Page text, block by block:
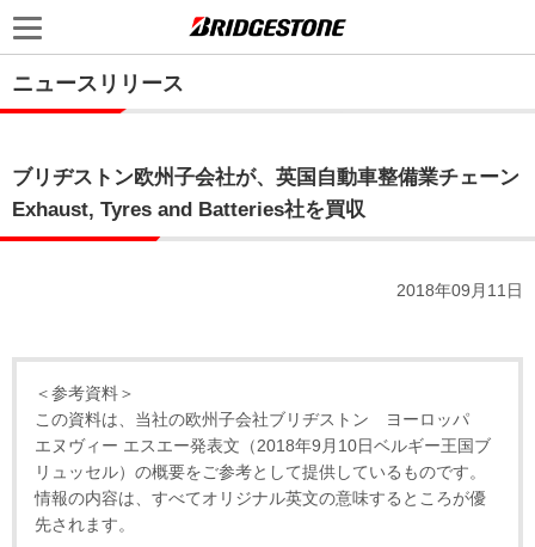
ニュースリリース
ブリヂストン欧州子会社が、英国自動車整備業チェーン
Exhaust, Tyres and Batteries社を買収
2018年09月11日
＜参考資料＞
この資料は、当社の欧州子会社ブリヂストン ヨーロッパ
エヌヴィー エスエー発表文（2018年9月10日ベルギー王国ブ
リュッセル）の概要をご参考として提供しているものです。
情報の内容は、すべてオリジナル英文の意味するところが優
先されます。